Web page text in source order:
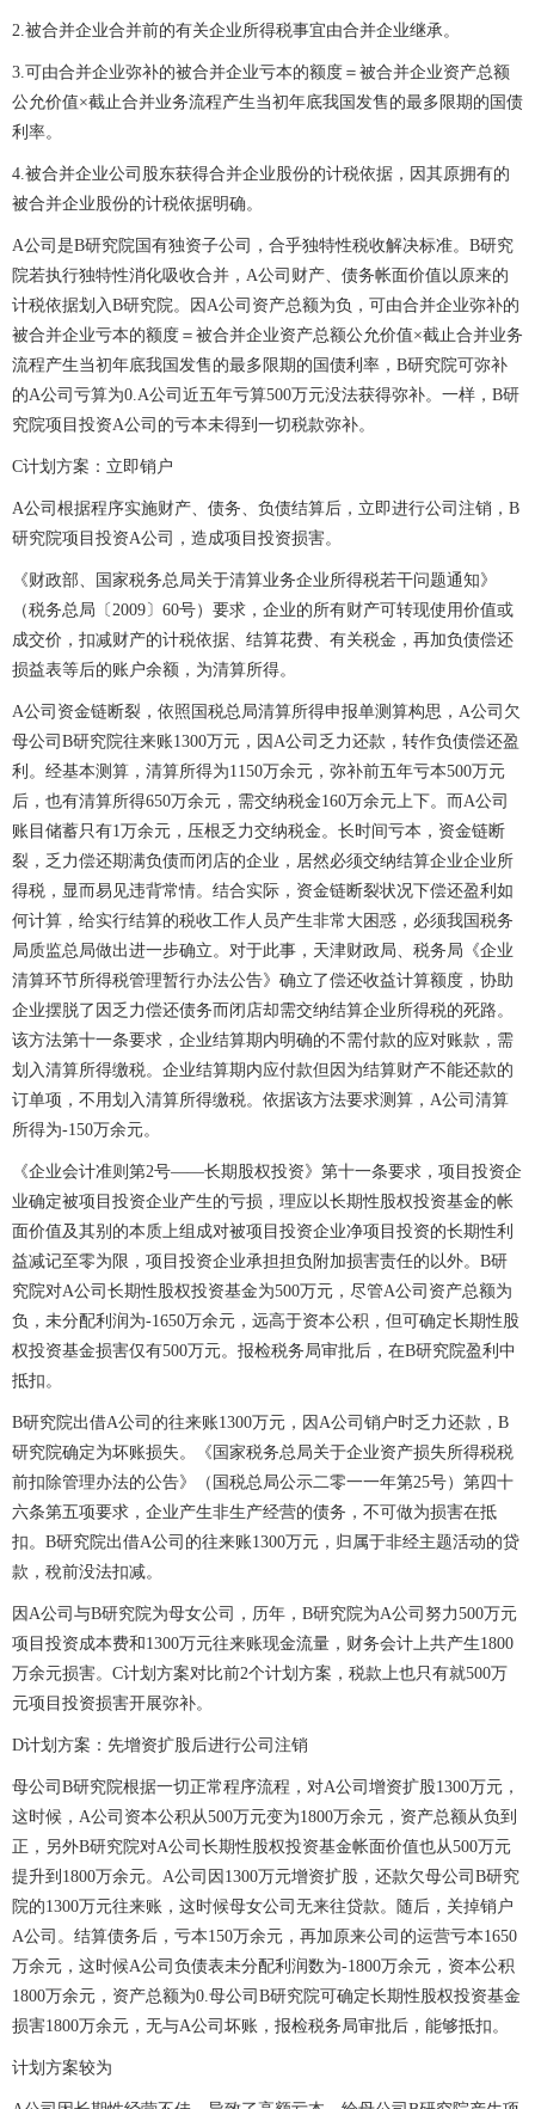
2.被合并企业合并前的有关企业所得税事宜由合并企业继承。
3.可由合并企业弥补的被合并企业亏本的额度＝被合并企业资产总额
公允价值×截止合并业务流程产生当初年底我国发售的最多限期的国债
利率。
4.被合并企业公司股东获得合并企业股份的计税依据，因其原拥有的
被合并企业股份的计税依据明确。
A公司是B研究院国有独资子公司，合乎独特性税收解决标准。B研究
院若执行独特性消化吸收合并，A公司财产、债务帐面价值以原来的
计税依据划入B研究院。因A公司资产总额为负，可由合并企业弥补的
被合并企业亏本的额度＝被合并企业资产总额公允价值×截止合并业务
流程产生当初年底我国发售的最多限期的国债利率，B研究院可弥补
的A公司亏算为0.A公司近五年亏算500万元没法获得弥补。一样，B研
究院项目投资A公司的亏本未得到一切税款弥补。
C计划方案：立即销户
A公司根据程序实施财产、债务、负债结算后，立即进行公司注销，B
研究院项目投资A公司，造成项目投资损害。
《财政部、国家税务总局关于清算业务企业所得税若干问题通知》
（税务总局〔2009〕60号）要求，企业的所有财产可转现使用价值或
成交价，扣减财产的计税依据、结算花费、有关税金，再加负债偿还
损益表等后的账户余额，为清算所得。
A公司资金链断裂，依照国税总局清算所得申报单测算构思，A公司欠
母公司B研究院往来账1300万元，因A公司乏力还款，转作负债偿还盈
利。经基本测算，清算所得为1150万余元，弥补前五年亏本500万元
后，也有清算所得650万余元，需交纳税金160万余元上下。而A公司
账目储蓄只有1万余元，压根乏力交纳税金。长时间亏本，资金链断
裂，乏力偿还期满负债而闭店的企业，居然必须交纳结算企业企业所
得税，显而易见违背常情。结合实际，资金链断裂状况下偿还盈利如
何计算，给实行结算的税收工作人员产生非常大困惑，必须我国税务
局质监总局做出进一步确立。对于此事，天津财政局、税务局《企业
清算环节所得税管理暂行办法公告》确立了偿还收益计算额度，协助
企业摆脱了因乏力偿还债务而闭店却需交纳结算企业所得税的死路。
该方法第十一条要求，企业结算期内明确的不需付款的应对账款，需
划入清算所得缴税。企业结算期内应付款但因为结算财产不能还款的
订单项，不用划入清算所得缴税。依据该方法要求测算，A公司清算
所得为-150万余元。
《企业会计准则第2号——长期股权投资》第十一条要求，项目投资企
业确定被项目投资企业产生的亏损，理应以长期性股权投资基金的帐
面价值及其别的本质上组成对被项目投资企业净项目投资的长期性利
益减记至零为限，项目投资企业承担担负附加损害责任的以外。B研
究院对A公司长期性股权投资基金为500万元，尽管A公司资产总额为
负，未分配利润为-1650万余元，远高于资本公积，但可确定长期性股
权投资基金损害仅有500万元。报检税务局审批后，在B研究院盈利中
抵扣。
B研究院出借A公司的往来账1300万元，因A公司销户时乏力还款，B
研究院确定为坏账损失。《国家税务总局关于企业资产损失所得税税
前扣除管理办法的公告》（国税总局公示二零一一年第25号）第四十
六条第五项要求，企业产生非生产经营的债务，不可做为损害在抵
扣。B研究院出借A公司的往来账1300万元，归属于非经主题活动的贷
款，稅前没法扣减。
因A公司与B研究院为母女公司，历年，B研究院为A公司努力500万元
项目投资成本费和1300万元往来账现金流量，财务会计上共产生1800
万余元损害。C计划方案对比前2个计划方案，税款上也只有就500万
元项目投资损害开展弥补。
D计划方案：先增资扩股后进行公司注销
母公司B研究院根据一切正常程序流程，对A公司增资扩股1300万元，
这时候，A公司资本公积从500万元变为1800万余元，资产总额从负到
正，另外B研究院对A公司长期性股权投资基金帐面价值也从500万元
提升到1800万余元。A公司因1300万元增资扩股，还款欠母公司B研究
院的1300万元往来账，这时候母女公司无来往贷款。随后，关掉销户
A公司。结算债务后，亏本150万余元，再加原来公司的运营亏本1650
万余元，这时候A公司负债表未分配利润数为-1800万余元，资本公积
1800万余元，资产总额为0.母公司B研究院可确定长期性股权投资基金
损害1800万余元，无与A公司坏账，报检税务局审批后，能够抵扣。
计划方案较为